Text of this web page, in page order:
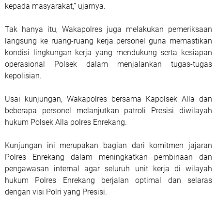
kepada masyarakat,” ujarnya.
Tak hanya itu, Wakapolres juga melakukan pemeriksaan
langsung ke ruang-ruang kerja personel guna memastikan
kondisi lingkungan kerja yang mendukung serta kesiapan
operasional Polsek dalam menjalankan tugas-tugas
kepolisian.
Usai kunjungan, Wakapolres bersama Kapolsek Alla dan
beberapa personel melanjutkan patroli Presisi diwilayah
hukum Polsek Alla polres Enrekang.
Kunjungan ini merupakan bagian dari komitmen jajaran
Polres Enrekang dalam meningkatkan pembinaan dan
pengawasan internal agar seluruh unit kerja di wilayah
hukum Polres Enrekang berjalan optimal dan selaras
dengan visi Polri yang Presisi.